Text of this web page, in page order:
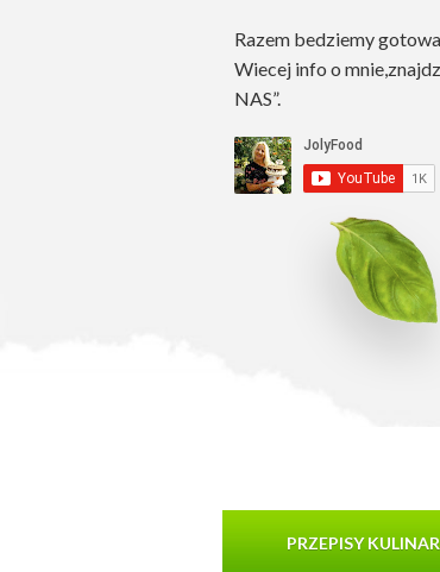
Razem bedziemy
Wiecej info o
NAS”.
PRZEPISY